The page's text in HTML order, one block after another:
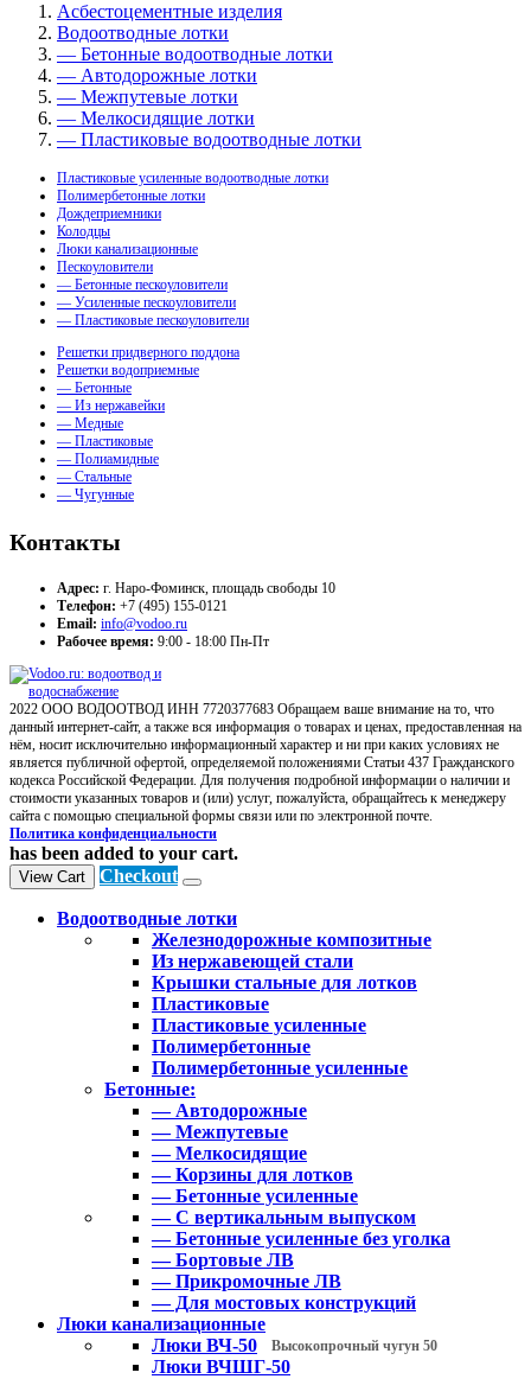
Асбестоцементные изделия
Водоотводные лотки
— Бетонные водоотводные лотки
— Автодорожные лотки
— Межпутевые лотки
— Мелкосидящие лотки
— Пластиковые водоотводные лотки
Пластиковые усиленные водоотводные лотки
Полимербетонные лотки
Дождеприемники
Колодцы
Люки канализационные
Пескоуловители
— Бетонные пескоуловители
— Усиленные пескоуловители
— Пластиковые пескоуловители
Решетки придверного поддона
Решетки водоприемные
— Бетонные
— Из нержавейки
— Медные
— Пластиковые
— Полиамидные
— Стальные
— Чугунные
Контакты
Адрес: г. Наро-Фоминск, площадь свободы 10
Телефон: +7 (495) 155-0121
Email: info@vodoo.ru
Рабочее время: 9:00 - 18:00 Пн-Пт
2022 ООО ВОДООТВОД ИНН 7720377683 Обращаем ваше внимание на то, что
данный интернет-сайт, а также вся информация о товарах и ценах, предоставленная на
нём, носит исключительно информационный характер и ни при каких условиях не
является публичной офертой, определяемой положениями Статьи 437 Гражданского
кодекса Российской Федерации. Для получения подробной информации о наличии и
стоимости указанных товаров и (или) услуг, пожалуйста, обращайтесь к менеджеру
сайта с помощью специальной формы связи или по электронной почте.
Политика конфиденциальности
has been added to your cart.
View Cart Checkout
Водоотводные лотки
Железнодорожные композитные
Из нержавеющей стали
Крышки стальные для лотков
Пластиковые
Пластиковые усиленные
Полимербетонные
Полимербетонные усиленные
Бетонные:
— Автодорожные
— Межпутевые
— Мелкосидящие
— Корзины для лотков
— Бетонные усиленные
— С вертикальным выпуском
— Бетонные усиленные без уголка
— Бортовые ЛВ
— Прикромочные ЛВ
— Для мостовых конструкций
Люки канализационные
Люки ВЧ-50
Высокопрочный чугун 50
Люки ВЧШГ-50